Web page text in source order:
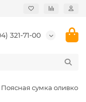
321-71-00
Поясная сумка